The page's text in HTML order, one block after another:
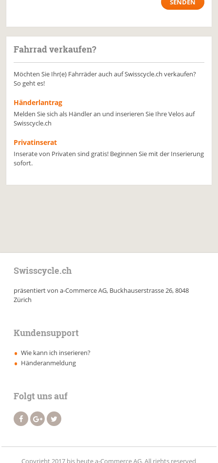
Fahrrad verkaufen?
Möchten Sie Ihr(e) Fahrräder auch auf Swisscycle.ch verkaufen?
So geht es!
Händerlantrag
Melden Sie sich als Händler an und inserieren Sie Ihre Velos auf
Swisscycle.ch
Privatinserat
Inserate von Privaten sind gratis! Beginnen Sie mit der Inserierung
sofort.
Swisscycle.ch
präsentiert von a-Commerce AG, Buckhauserstrasse 26, 8048
Zürich
Kundensupport
Wie kann ich inserieren?
Händeranmeldung
Folgt uns auf
Copyright 2017 bis heute a-Commerce AG. All rights reserved